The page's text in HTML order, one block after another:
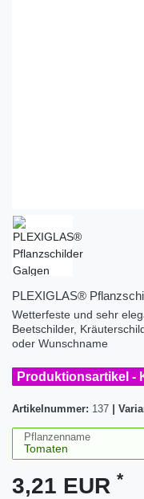
PLEXIGLAS®
Wetterfeste und sehr
Beetschilder,
oder Wunschname
Produktionsartikel -
Artikelnummer: 137
Pflanzenname
3,21 EUR *